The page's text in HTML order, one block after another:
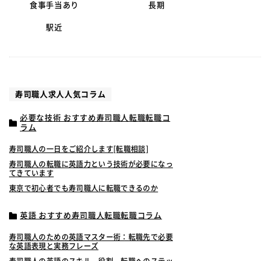
食事手当あり 長期
駅近
寿司職人求人人気コラム
必要な技術 おすすめ寿司職人転職転職コ
ラム
寿司職人の一日をご紹介します[転職相談]
寿司職人の転職に英語力という技術が必要になっ
てきています
東京で初心者でも寿司職人に転職できるのか
英語 おすすめ寿司職人転職転職コラム
寿司職人のための英語マスター術：転職先で必要
な英語表現と実務フレーズ